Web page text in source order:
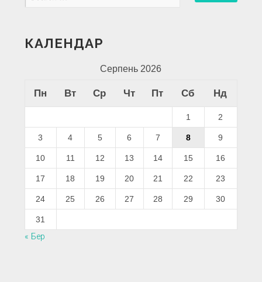
КАЛЕНДАР
Серпень 2026
Пн Вт Ср Чт Пт Сб Нд
1 2
3 4 5 6 7 8 9
10 11 12 13 14 15 16
17 18 19 20 21 22 23
24 25 26 27 28 29 30
31
« Бер